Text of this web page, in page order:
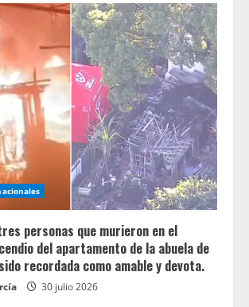
personas que murieron en el
del apartamento de la abuela de
recordada como amable y devota.
30 julio 2026